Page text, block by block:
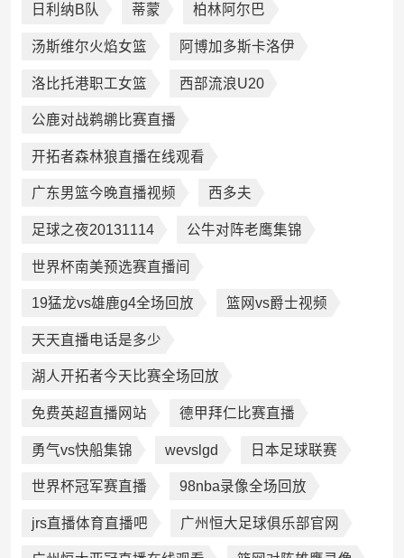
日利纳B队 蒂蒙 柏林阿尔巴
汤斯维尔火焰女篮 阿博加多斯卡洛伊
洛比托港职工女篮 西部流浪U20
公鹿对战鹈鹕比赛直播
开拓者森林狼直播在线观看
广东男篮今晚直播视频 西多夫
足球之夜20131114 公牛对阵老鹰集锦
世界杯南美预选赛直播间
19猛龙vs雄鹿g4全场回放 篮网vs爵士视频
天天直播电话是多少
湖人开拓者今天比赛全场回放
免费英超直播网站 德甲拜仁比赛直播
勇气vs快船集锦 wevslgd 日本足球联赛
世界杯冠军赛直播 98nba录像全场回放
jrs直播体育直播吧 广州恒大足球俱乐部官网